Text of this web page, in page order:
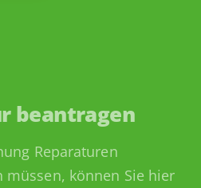
beantragen
Reparaturen
können Sie hier